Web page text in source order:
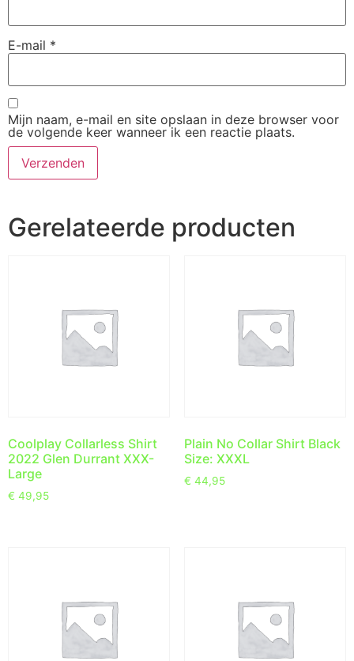
E-mail *
Mijn naam, e-mail en site opslaan in deze browser voor
de volgende keer wanneer ik een reactie plaats.
Gerelateerde producten
Coolplay Collarless Shirt
2022 Glen Durrant XXX-
Large
€ 49,95
Plain No Collar Shirt Black
Size: XXXL
€ 44,95